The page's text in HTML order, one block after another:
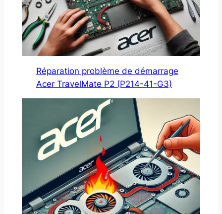
Réparation problème de démarrage
Acer TravelMate P2 (P214-41-G3)